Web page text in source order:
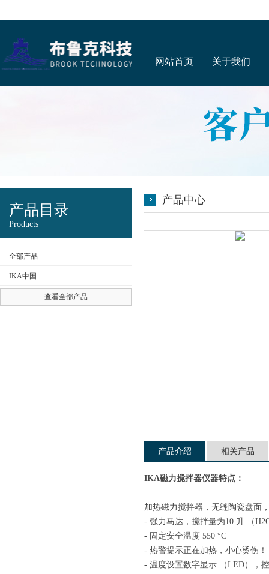
网站首页 关于我们
产品目录
Products
全部产品
IKA中国
查看全部产品
产品中心
产品介绍 相关产品
IKA磁力搅拌器仪器特点：
加热磁力搅拌器，无缝陶瓷盘面
- 强力马达，搅拌量为10 升 （
- 固定安全温度 550 °C
- 热警提示正在加热，小心烫伤！
- 温度设置数字显示 （LED），